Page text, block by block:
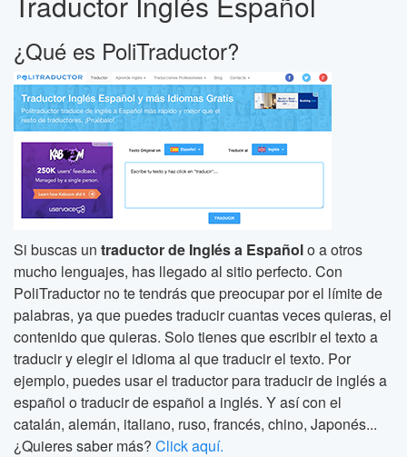
¿Qué es PoliTraductor?
Si buscas un traductor de Inglés a Españolo a otros
mucho lenguajes, has llegado al sitio perfecto. Con
PoliTraductor no te tendrás que preocupar por el límite de
palabras, ya que puedes traducir cuantas veces quieras, el
contenido que quieras. Solo tienes que escribir el texto a
traducir y elegir el idioma al que traducir el texto. Por
ejemplo, puedes usar el traductor para traducir de inglés a
español o traducir de español a inglés. Y así con el
catalán, alemán, italiano, ruso, francés, chino, Japonés...
¿Quieres saber más? Click aquí.